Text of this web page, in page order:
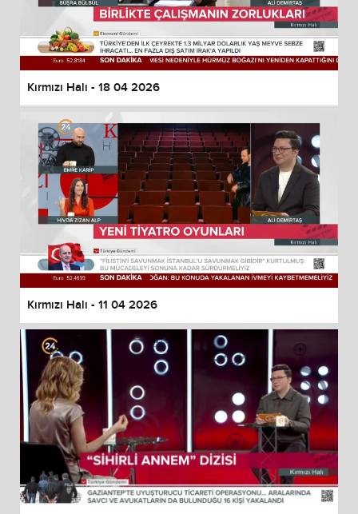
Kırmızı Halı - 18 04 2026
Kırmızı Halı - 11 04 2026